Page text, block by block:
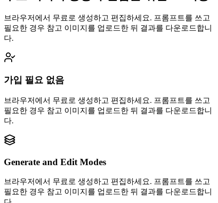
브라우저에서 무료로 생성하고 편집하세요. 프롬프트를 쓰고
필요한 경우 참고 이미지를 업로드한 뒤 결과를 다운로드합니
다.
가입 필요 없음
브라우저에서 무료로 생성하고 편집하세요. 프롬프트를 쓰고
필요한 경우 참고 이미지를 업로드한 뒤 결과를 다운로드합니
다.
Generate and Edit Modes
브라우저에서 무료로 생성하고 편집하세요. 프롬프트를 쓰고
필요한 경우 참고 이미지를 업로드한 뒤 결과를 다운로드합니